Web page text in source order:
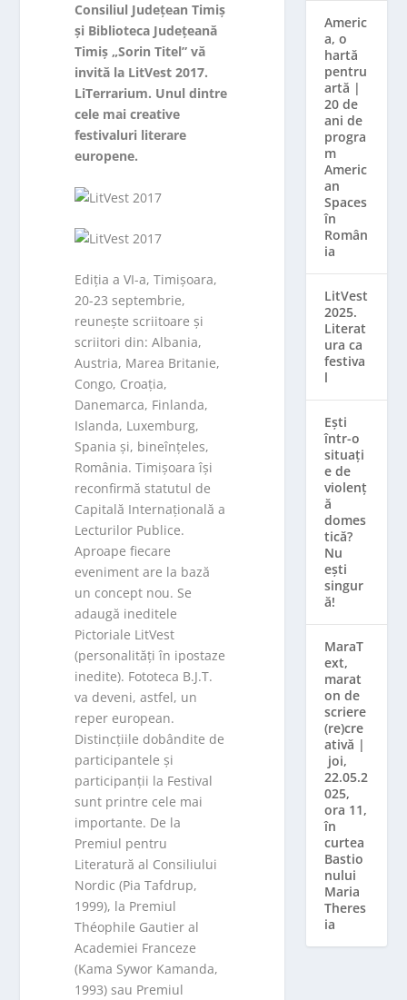
Consiliul Județean Timiș
și Biblioteca Județeană
Timiș „Sorin Titel” vă
invită la LitVest 2017.
LiTerrarium. Unul dintre
cele mai creative
festivaluri literare
europene.
Ediția a VI-a, Timișoara,
20-23 septembrie,
reunește scriitoare și
scriitori din: Albania,
Austria, Marea Britanie,
Congo, Croația,
Danemarca, Finlanda,
Islanda, Luxemburg,
Spania și, bineînțeles,
România. Timișoara își
reconfirmă statutul de
Capitală Internațională a
Lecturilor Publice.
Aproape fiecare
eveniment are la bază
un concept nou. Se
adaugă ineditele
Pictoriale LitVest
(personalități în ipostaze
inedite). Fototeca B.J.T.
va deveni, astfel, un
reper european.
Distincțiile dobândite de
participantele și
participanții la Festival
sunt printre cele mai
importante. De la
Premiul pentru
Literatură al Consiliului
Nordic (Pia Tafdrup,
1999), la Premiul
Théophile Gautier al
Academiei Franceze
(Kama Sywor Kamanda,
1993) sau Premiul
Americ
a, o
hartă
pentru
artă |
20 de
ani de
progra
m
Americ
an
Spaces
în
Român
ia
LitVest
2025.
Literat
ura ca
festiva
l
Ești
într-o
situați
e de
violenț
ă
domes
tică?
Nu
ești
singur
ă!
MaraT
ext,
marat
on de
scriere
(re)cre
ativă |
joi,
22.05.2
025,
ora 11,
în
curtea
Bastio
nului
Maria
Theres
ia